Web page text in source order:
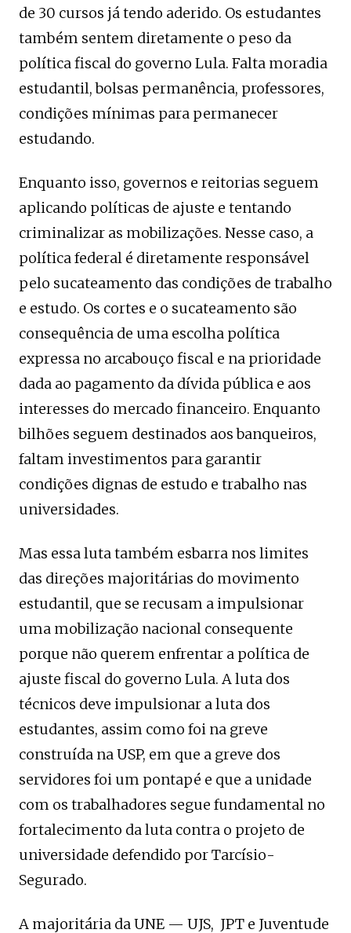
de 30 cursos já tendo aderido. Os estudantes
também sentem diretamente o peso da
política fiscal do governo Lula. Falta moradia
estudantil, bolsas permanência, professores,
condições mínimas para permanecer
estudando.
Enquanto isso, governos e reitorias seguem
aplicando políticas de ajuste e tentando
criminalizar as mobilizações. Nesse caso, a
política federal é diretamente responsável
pelo sucateamento das condições de trabalho
e estudo. Os cortes e o sucateamento são
consequência de uma escolha política
expressa no arcabouço fiscal e na prioridade
dada ao pagamento da dívida pública e aos
interesses do mercado financeiro. Enquanto
bilhões seguem destinados aos banqueiros,
faltam investimentos para garantir
condições dignas de estudo e trabalho nas
universidades.
Mas essa luta também esbarra nos limites
das direções majoritárias do movimento
estudantil, que se recusam a impulsionar
uma mobilização nacional consequente
porque não querem enfrentar a política de
ajuste fiscal do governo Lula. A luta dos
técnicos deve impulsionar a luta dos
estudantes, assim como foi na greve
construída na USP, em que a greve dos
servidores foi um pontapé e que a unidade
com os trabalhadores segue fundamental no
fortalecimento da luta contra o projeto de
universidade defendido por Tarcísio-
Segurado.
A majoritária da UNE — UJS, JPT e Juventude